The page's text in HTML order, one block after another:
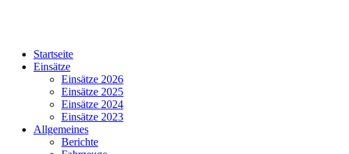
Startseite
Einsätze
Einsätze 2026
Einsätze 2025
Einsätze 2024
Einsätze 2023
Allgemeines
Berichte